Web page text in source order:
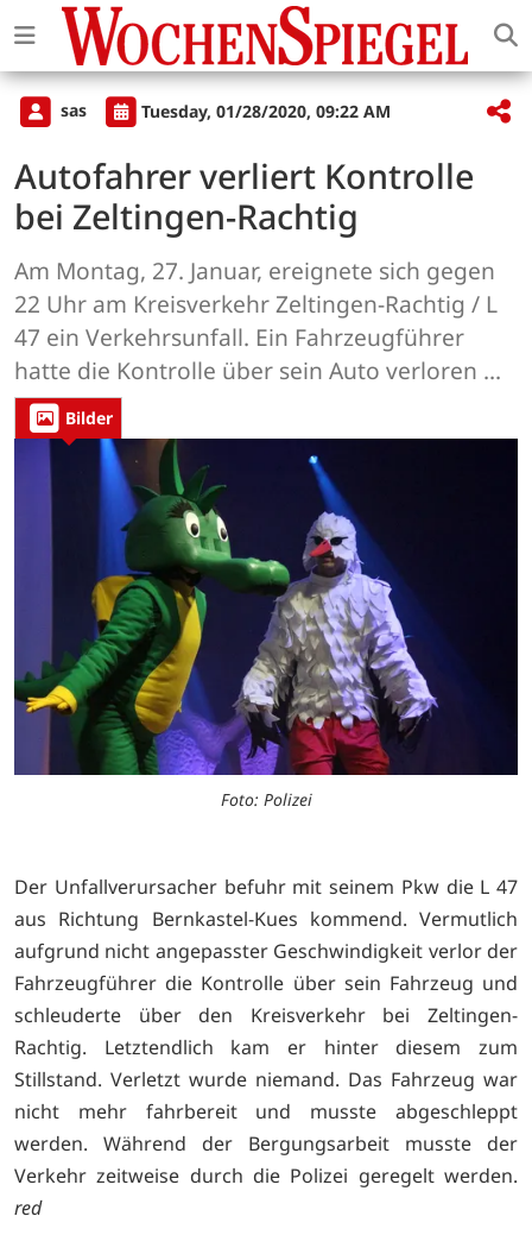
sas Tuesday, 01/28/2020, 09:22 AM
Autofahrer verliert Kontrolle
bei Zeltingen-Rachtig
Am Montag, 27. Januar, ereignete sich gegen
22 Uhr am Kreisverkehr Zeltingen-Rachtig / L
47 ein Verkehrsunfall. Ein Fahrzeugführer
hatte die Kontrolle über sein Auto verloren ...
Bilder
Foto: Polizei
Der Unfallverursacher befuhr mit seinem Pkw die L 47
aus Richtung Bernkastel-Kues kommend. Vermutlich
aufgrund nicht angepasster Geschwindigkeit verlor der
Fahrzeugführer die Kontrolle über sein Fahrzeug und
schleuderte über den Kreisverkehr bei Zeltingen-
Rachtig. Letztendlich kam er hinter diesem zum
Stillstand. Verletzt wurde niemand. Das Fahrzeug war
nicht mehr fahrbereit und musste abgeschleppt
werden. Während der Bergungsarbeit musste der
Verkehr zeitweise durch die Polizei geregelt werden.
red